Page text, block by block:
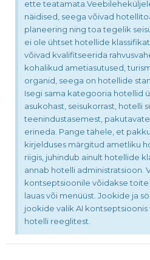
ette
näidised, seega võivad
planeering ning toa tegelik
ei ole ühtset hotellide
võivad kvalifitseerida
kohalikud ametiasutused,
organid, seega on hotellide
Isegi sama kategooria hotellid
asukohast, seisukorrast, hotelli
teenindustasemest,
erineda. Pange tähele, et
kirjelduses märgitud ametliku
riigis, juhindub ainult hotellide
annab hotelli administratsioon.
kontseptsioonile võidakse toite
lauas või menüüst. Jookide ja
jookide valik AI
hotelli reeglitest.